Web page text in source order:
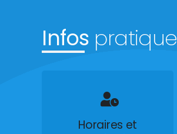
Infos
Horaires et